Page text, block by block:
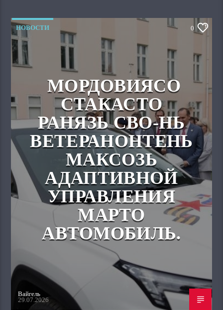
НОВОСТИ 0
МОРДОВИЯСО
СТАКАСТО
РАНЯЗЬ СВО-НЬ
ВЕТЕРАНОНТЕНЬ
МАКСОЗЬ
АДАПТИВНОЙ
УПРАВЛЕНИЯ
МАРТО
АВТОМОБИЛЬ.
Вайгель
29.07.2026